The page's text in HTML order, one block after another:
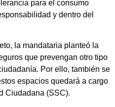
para el consumo
y dentro del
la mandataria planteó la
que prevengan otro tipo
Por ello, también se
espacios quedará a cargo
Ciudadana (SSC).